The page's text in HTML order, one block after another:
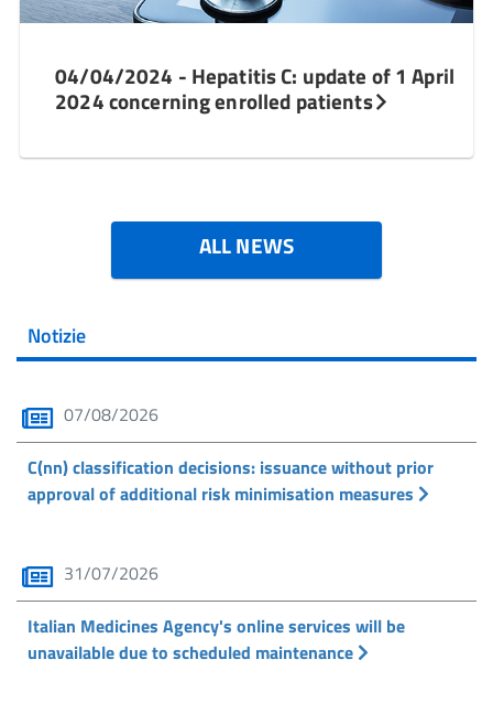
04/04/2024 - Hepatitis C: update of 1 April
2024 concerning enrolled patients
ALL NEWS
Notizie
07/08/2026
C(nn) classification decisions: issuance without prior
approval of additional risk minimisation measures
31/07/2026
Italian Medicines Agency's online services will be
unavailable due to scheduled maintenance